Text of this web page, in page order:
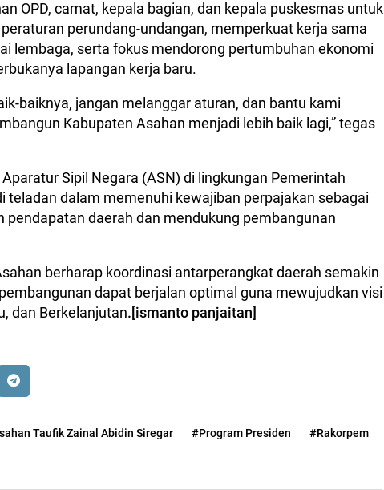
OPD, camat, kepala bagian, dan kepala puskesmas untuk
perundang-undangan, memperkuat kerja sama
lembaga, serta fokus mendorong pertumbuhan ekonomi
lapangan kerja baru.
baiknya, jangan melanggar aturan, dan bantu kami
Kabupaten Asahan menjadi lebih baik lagi,” tegas
Sipil Negara (ASN) di lingkungan Pemerintah
teladan dalam memenuhi kewajiban perpajakan sebagai
pendapatan daerah dan mendukung pembangunan
berharap koordinasi antarperangkat daerah semakin
dapat berjalan optimal guna mewujudkan visi
dan Berkelanjutan.[ismanto panjaitan]
Taufik Zainal Abidin Siregar #Program Presiden #Rakorpem